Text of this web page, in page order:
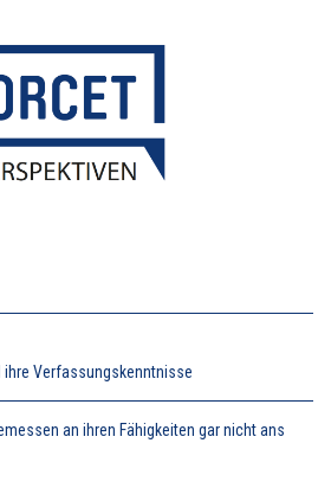
ihre Verfassungskenntnisse
an ihren Fähigkeiten gar nicht ans